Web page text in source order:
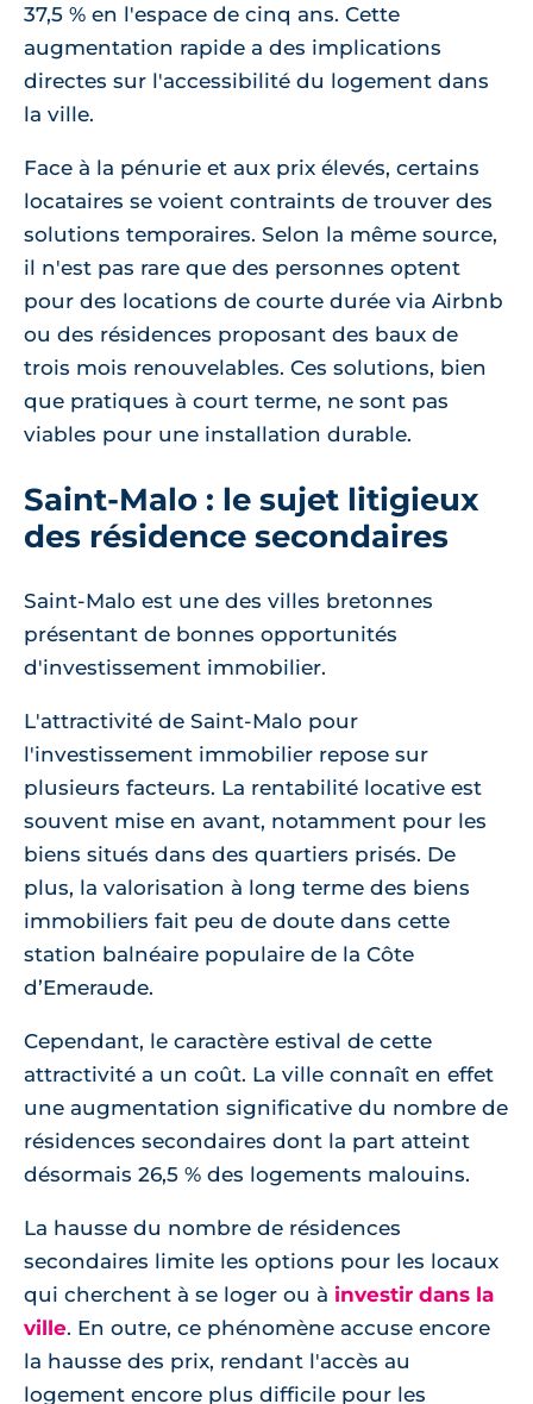
37,5 % en l'espace de cinq ans. Cette
augmentation rapide a des implications
directes sur l'accessibilité du logement dans
la ville.
Face à la pénurie et aux prix élevés, certains
locataires se voient contraints de trouver des
solutions temporaires. Selon la même source,
il n'est pas rare que des personnes optent
pour des locations de courte durée via Airbnb
ou des résidences proposant des baux de
trois mois renouvelables. Ces solutions, bien
que pratiques à court terme, ne sont pas
viables pour une installation durable.
Saint-Malo : le sujet litigieux
des résidence secondaires
Saint-Malo est une des villes bretonnes
présentant de bonnes opportunités
d'investissement immobilier.
L'attractivité de Saint-Malo pour
l'investissement immobilier repose sur
plusieurs facteurs. La rentabilité locative est
souvent mise en avant, notamment pour les
biens situés dans des quartiers prisés. De
plus, la valorisation à long terme des biens
immobiliers fait peu de doute dans cette
station balnéaire populaire de la Côte
d’Emeraude.
Cependant, le caractère estival de cette
attractivité a un coût. La ville connaît en effet
une augmentation significative du nombre de
résidences secondaires dont la part atteint
désormais 26,5 % des logements malouins.
La hausse du nombre de résidences
secondaires limite les options pour les locaux
qui cherchent à se loger ou à investir dans la
ville. En outre, ce phénomène accuse encore
la hausse des prix, rendant l'accès au
logement encore plus difficile pour les